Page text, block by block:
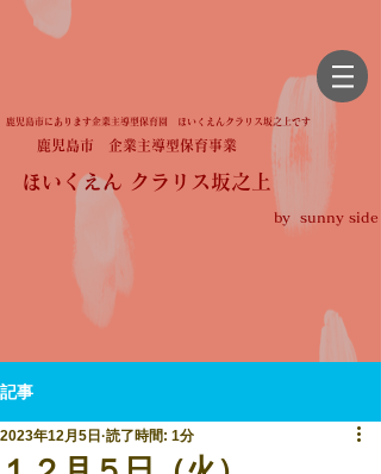
鹿児島市にあります企業主導型保育園 ほいくえんクラリス坂之上です
鹿児島市 企業主導型保育事業
ほいくえん クラリス坂之上
by sunny side
記事
2023年12月5日 読了時間: 1分